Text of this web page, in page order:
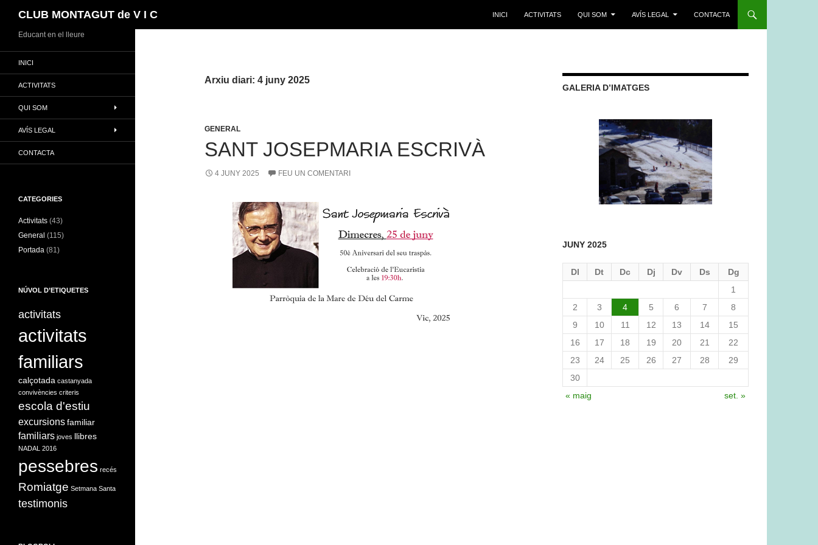
al
contingut
CLUB MONTAGUT de V I C INICI ACTIVITATS QUI SOM AVÍS LEGAL CONTACTA
Arxiu diari: 4 juny 2025
GENERAL
SANT JOSEPMARIA ESCRIVÀ
4 JUNY 2025 FEU UN COMENTARI
GALERIA D’IMATGES
JUNY 2025
Dl Dt Dc Dj Dv Ds
Dg
1
2
3 4 5 6 7
8
9
10 11 12 13 14
15
16
17 18 19 20 21
22
23
24 25 26 27 28
29
30
« maig
set. »
Educant en el lleure
INICI
ACTIVITATS
QUI SOM
AVÍS LEGAL
CONTACTA
CATEGORIES
Activitats (43)
General (115)
Portada (81)
NÚVOL D’ETIQUETES
activitats
activitats
familiars
calçotada castanyada
convivències criteris
escola d'estiu
excursions familiar
familiars joves llibres
NADAL 2016
pessebres recés
Romiatge Setmana Santa
testimonis